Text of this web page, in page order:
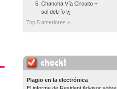
Chancha Vía Circuito +
sol.del.río vj
Top 5 anteriores »
Plagio en la electrónica